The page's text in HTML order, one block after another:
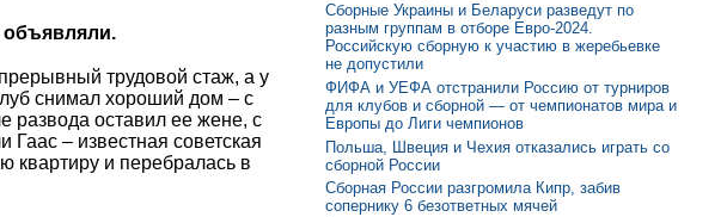
объявляли.
трудовой стаж, а у
снимал хороший дом – с
развода оставил ее жене, с
– известная советская
квартиру и перебралась в
Сборные Украины и Беларуси разведут по
разным группам в отборе Евро-2024.
Российскую сборную к участию в жеребьевке
не допустили
ФИФА и УЕФА отстранили Россию от турниров
для клубов и сборной — от чемпионатов мира и
Европы до Лиги чемпионов
Польша, Швеция и Чехия отказались играть со
сборной России
Сборная России разгромила Кипр, забив
сопернику 6 безответных мячей